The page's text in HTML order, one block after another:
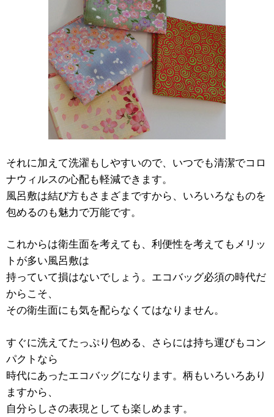
それに加えて洗濯もしやすいので、いつでも清潔でコロ
ナウィルスの心配も軽減できます。
風呂敷は結び方もさまざまですから、いろいろなものを
包めるのも魅力で万能です。
これからは衛生面を考えても、利便性を考えてもメリッ
トが多い風呂敷は
持っていて損はないでしょう。エコバッグ必須の時代だ
からこそ、
その衛生面にも気を配らなくてはなりません。
すぐに洗えてたっぷり包める、さらには持ち運びもコン
パクトなら
時代にあったエコバッグになります。柄もいろいろあり
ますから、
自分らしさの表現としても楽しめます。